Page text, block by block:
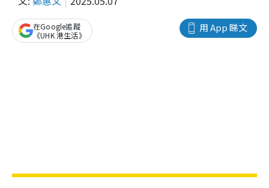
用 App 睇文
在Google追蹤
《UHK 港生活》